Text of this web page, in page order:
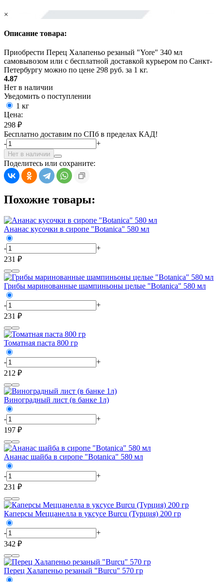
×
Описание товара:
Приобрести Перец Халапеньо резаный "Yore" 340 мл
самовывозом или с бесплатной доставкой курьером по Санкт-
Петербургу можно по цене 298 руб. за 1 кг.
4.87
Нет в наличии
Уведомить о поступлении
1 кг
Цена:
298 ₽
Бесплатно доставим по СПб в пределах КАД!
-
+
Нет в наличии
Поделитесь или сохраните:
Похожие товары:
Ананас кусочки в сиропе "Botanica" 580 мл
-
+
231 ₽
Грибы маринованные шампиньоны целые "Botanica" 580 мл
-
+
231 ₽
Томатная паста 800 гр
-
+
212 ₽
Виноградный лист (в банке 1л)
-
+
197 ₽
Ананас шайба в сиропе "Botanica" 580 мл
-
+
231 ₽
Каперсы Меццанелла в уксусе Burcu (Турция) 200 гр
-
+
342 ₽
Перец Халапеньо резаный "Burcu" 570 гр